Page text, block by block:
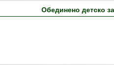
Обединено детско